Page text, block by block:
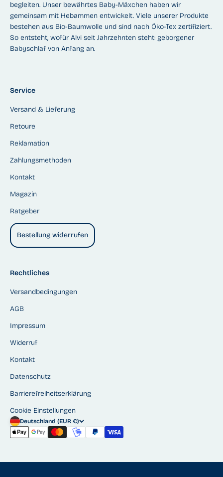
begleiten. Unser bewährtes Baby-Mäxchen haben wir
gemeinsam mit Hebammen entwickelt. Viele unserer Produkte
bestehen aus Bio-Baumwolle und sind nach Öko-Tex zertifiziert.
So entsteht, wofür Alvi seit Jahrzehnten steht: geborgener
Babyschlaf von Anfang an.
Service
Versand & Lieferung
Retoure
Reklamation
Zahlungsmethoden
Kontakt
Magazin
Ratgeber
Bestellung widerrufen
Rechtliches
Versandbedingungen
AGB
Impressum
Widerruf
Kontakt
Datenschutz
Barrierefreiheitserklärung
Cookie Einstellungen
Deutschland (EUR €)